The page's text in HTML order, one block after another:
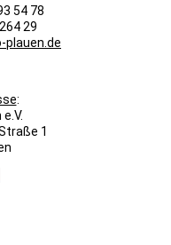
54 78
29
plauen.de
:
1